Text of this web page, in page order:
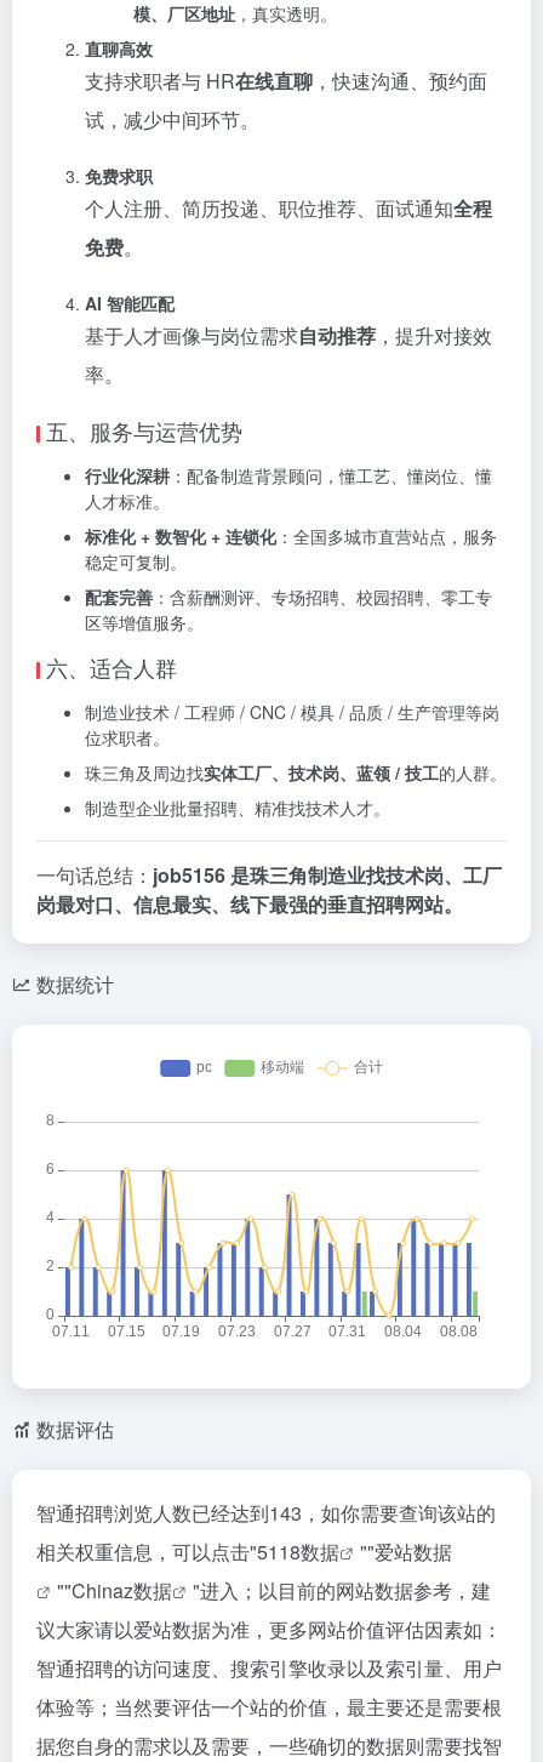
模、厂区地址 ，真实透明。
直聊高效
支持求职者与 HR在线直聊 ，快速沟通、预约面
试，减少中间环节。
免费求职
个人注册、简历投递、职位推荐、面试通知全程
免费。
AI 智能匹配
基于人才画像与岗位需求自动推荐 ，提升对接效
率。
五、服务与运营优势
行业化深耕 ：配备制造背景顾问，懂工艺、懂岗位、懂
人才标准。
标准化 + 数智化 + 连锁化：全国多城市直营站点，服务
稳定可复制。
配套完善 ：含薪酬测评、专场招聘、校园招聘、零工专
区等增值服务。
六、适合人群
制造业技术 / 工程师 / CNC / 模具 / 品质 / 生产管理等岗
位求职者。
珠三角及周边找实体工厂、技术岗、蓝领 / 技工的人群。
制造型企业批量招聘、精准找技术人才。
一句话总结： job5156 是珠三角制造业找技术岗、工厂
岗最对口、信息最实、线下最强的垂直招聘网站。
数据统计
数据评估
智通招聘浏览人数已经达到143，如你需要查询该站的
相关权重信息，可以点击"5118数据 ""爱站数据
""Chinaz数据
"进入；以目前的网站数据参考，建
议大家请以爱站数据为准，更多网站价值评估因素如：
智通招聘的访问速度、搜索引擎收录以及索引量、用户
体验等；当然要评估一个站的价值，最主要还是需要根
据您自身的需求以及需要，一些确切的数据则需要找智